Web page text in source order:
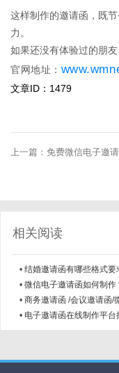
这样制作的邀请函，既
力。
如果还没有体验过的朋友
官网地址：
文章ID：1479
上一篇： 免费微信电子邀
相关阅读
• 结婚邀请函有哪些格式要
• 微信电子邀请函如何制作
• 商务邀请函 /会议邀请函/
• 电子邀请函在线制作平台